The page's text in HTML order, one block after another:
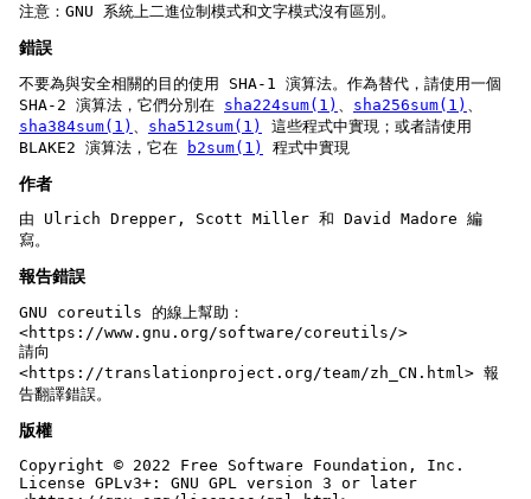
注意：GNU 系統上二進位制模式和文字模式沒有區別。
錯誤
不要為與安全相關的目的使用 SHA-1 演算法。作為替代，請使用一個
SHA-2 演算法，它們分別在 sha224sum(1) sha256sum(1)
sha384sum(1)
sha512sum(1)
這些程式中實現；或者請使用
BLAKE2 演算法，它在
b2sum(1) 程式中實現
作者
由 Ulrich Drepper, Scott Miller 和 David Madore 編
寫。
報告錯誤
GNU coreutils 的線上幫助：
<https://www.gnu.org/software/coreutils/>
請向
<https://translationproject.org/team/zh_CN.html> 報
告翻譯錯誤。
版權
Copyright © 2022 Free Software Foundation, Inc.
License GPLv3+: GNU GPL version 3 or later